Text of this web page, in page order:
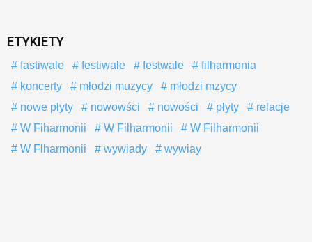
ETYKIETY
fastiwale festiwale festwale
filharmonia
koncerty
młodzi muzycy
młodzi mzycy
nowe płyty
nowowści nowości płyty
relacje
W Fiharmonii
W Filharmonii
W Filharmonii
W Flharmonii
wywiady wywiay